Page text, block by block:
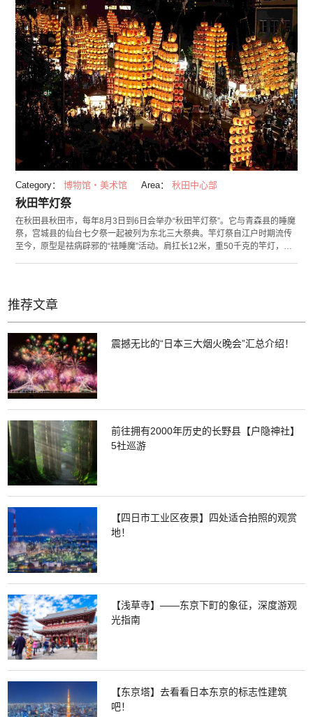
Category： 博物馆・美术馆 Area： 秋田中心部
秋田竿灯祭
在秋田县秋田市，每年8月3日到6日会举办“秋田竿灯祭”。它与青森县的睡魔
祭，宫城县的仙台七夕祭一起被列为东北三大祭典。竿灯祭自江户时期流传
至今，原型是祛病辟邪的“祛睡魔”活动。肩扛长12米，重50千克的竿灯，同
推荐文章
震撼无比的“日本三大烟火晚会”汇总介绍！
前往拥有2000年历史的长野县【户隐神社】
5社巡游
【四日市工业区夜景】四处适合拍照的观赏
地！
【浅草寺】——东京下町的象征，深度游观
光指南
【东京塔】去看看日本东京的标志性建筑
吧！